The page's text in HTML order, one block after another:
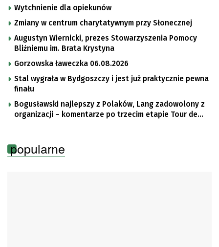
Wytchnienie dla opiekunów
Zmiany w centrum charytatywnym przy Słonecznej
Augustyn Wiernicki, prezes Stowarzyszenia Pomocy
Bliźniemu im. Brata Krystyna
Gorzowska ławeczka 06.08.2026
Stal wygrała w Bydgoszczy i jest już praktycznie pewna
finału
Bogusławski najlepszy z Polaków, Lang zadowolony z
organizacji – komentarze po trzecim etapie Tour de
popularne